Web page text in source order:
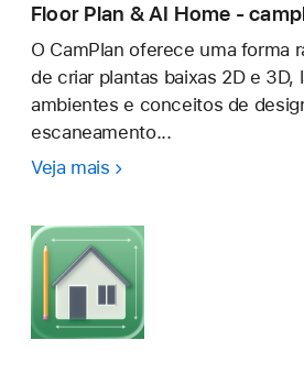
Floor Plan & AI Home -
O CamPlan oferece uma forma
de criar plantas baixas 2D e 3D,
ambientes e conceitos de
escaneamento...
Veja mais Floor
&
Home
-
camplan